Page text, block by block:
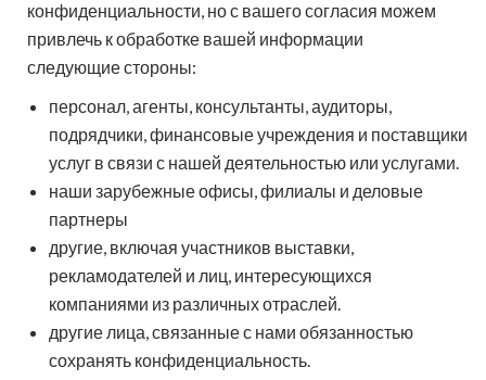
конфиденциальности, но с вашего согласия можем
привлечь к обработке вашей информации
следующие стороны:
персонал, агенты, консультанты, аудиторы,
подрядчики, финансовые учреждения и поставщики
услуг в связи с нашей деятельностью или услугами.
наши зарубежные офисы, филиалы и деловые
партнеры
другие, включая участников выставки,
рекламодателей и лиц, интересующихся
компаниями из различных отраслей.
другие лица, связанные с нами обязанностью
сохранять конфиденциальность.